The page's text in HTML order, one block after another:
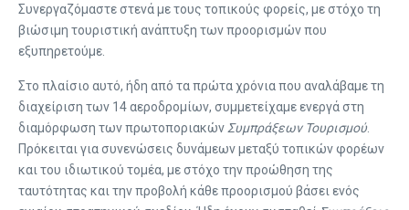
Συνεργαζόμαστε στενά με τους τοπικούς φορείς, με στόχο τη
βιώσιμη τουριστική ανάπτυξη των προορισμών που
εξυπηρετούμε.
Στο πλαίσιο αυτό, ήδη από τα πρώτα χρόνια που αναλάβαμε τη
διαχείριση των 14 αεροδρομίων, συμμετείχαμε ενεργά στη
διαμόρφωση των πρωτοποριακών Συμπράξεων Τουρισμού
Πρόκειται για συνενώσεις δυνάμεων μεταξύ τοπικών φορέων
και του ιδιωτικού τομέα, με στόχο την προώθηση της
ταυτότητας και την προβολή κάθε προορισμού βάσει ενός